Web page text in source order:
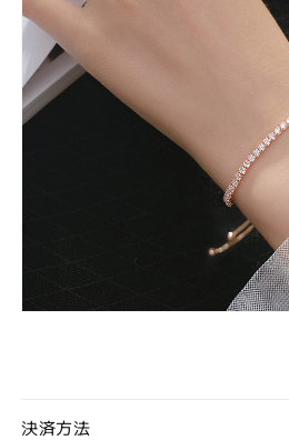
決済方法